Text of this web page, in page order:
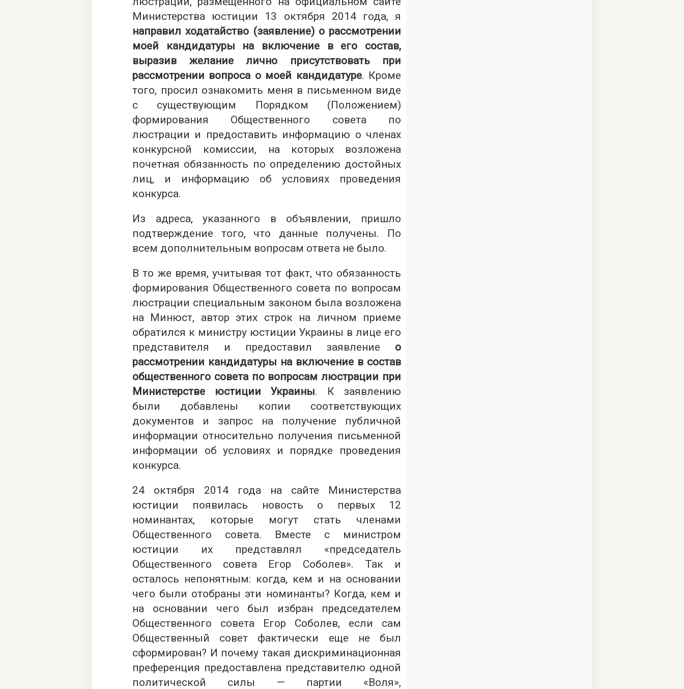
Министерства юстиции 13 октября 2014 года, я
направил ходатайство (заявление) о рассмотрении
моей кандидатуры на включение в его состав,
выразив желание лично присутствовать при
рассмотрении вопроса о моей кандидатуре. Кроме
того, просил ознакомить меня в письменном виде
с существующим Порядком (Положением)
формирования Общественного совета по
люстрации и предоставить информацию о членах
конкурсной комиссии, на которых возложена
почетная обязанность по определению достойных
лиц, и информацию об условиях проведения
конкурса.
Из адреса, указанного в объявлении, пришло
подтверждение того, что данные получены. По
всем дополнительным вопросам ответа не было.
В то же время, учитывая тот факт, что обязанность
формирования Общественного совета по вопросам
люстрации специальным законом была возложена
на Минюст, автор этих строк на личном приеме
обратился к министру юстиции Украины в лице его
представителя и предоставил заявление о
рассмотрении кандидатуры на включение в состав
общественного совета по вопросам люстрации при
Министерстве юстиции Украины. К заявлению
были добавлены копии соответствующих
документов и запрос на получение публичной
информации относительно получения письменной
информации об условиях и порядке проведения
конкурса.
24 октября 2014 года на сайте Министерства
юстиции появилась новость о первых 12
номинантах, которые могут стать членами
Общественного совета. Вместе с министром
юстиции их представлял «председатель
Общественного совета Егор Соболев». Так и
осталось непонятным: когда, кем и на основании
чего были отобраны эти номинанты? Когда, кем и
на основании чего был избран председателем
Общественного совета Егор Соболев, если сам
Общественный совет фактически еще не был
сформирован? И почему такая дискриминационная
преференция предоставлена представителю одной
политической силы — партии «Воля»,